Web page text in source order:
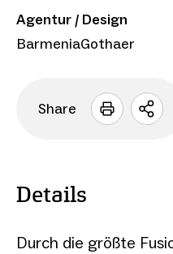
Agentur / Design
BarmeniaGothaer
Share
Details
Durch die größte